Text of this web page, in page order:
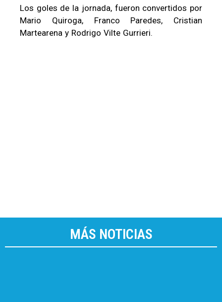
Los goles de la jornada, fueron convertidos por
Mario Quiroga, Franco Paredes, Cristian
Martearena y Rodrigo Vilte Gurrieri.
MÁS NOTICIAS